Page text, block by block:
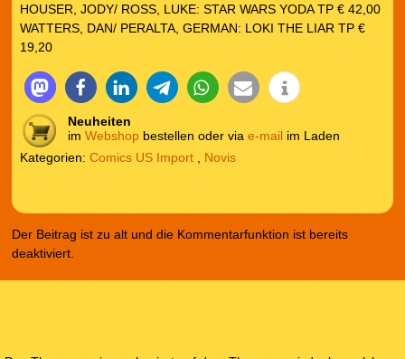
HOUSER, JODY/ ROSS, LUKE: STAR WARS YODA TP € 42,00
WATTERS, DAN/ PERALTA, GERMAN: LOKI THE LIAR TP €
19,20
Neuheiten
im Webshop bestellen oder via e-mail im Laden
Kategorien: Comics US Import, Novis
Der Beitrag ist zu alt und die Kommentarfunktion ist bereits
deaktiviert.